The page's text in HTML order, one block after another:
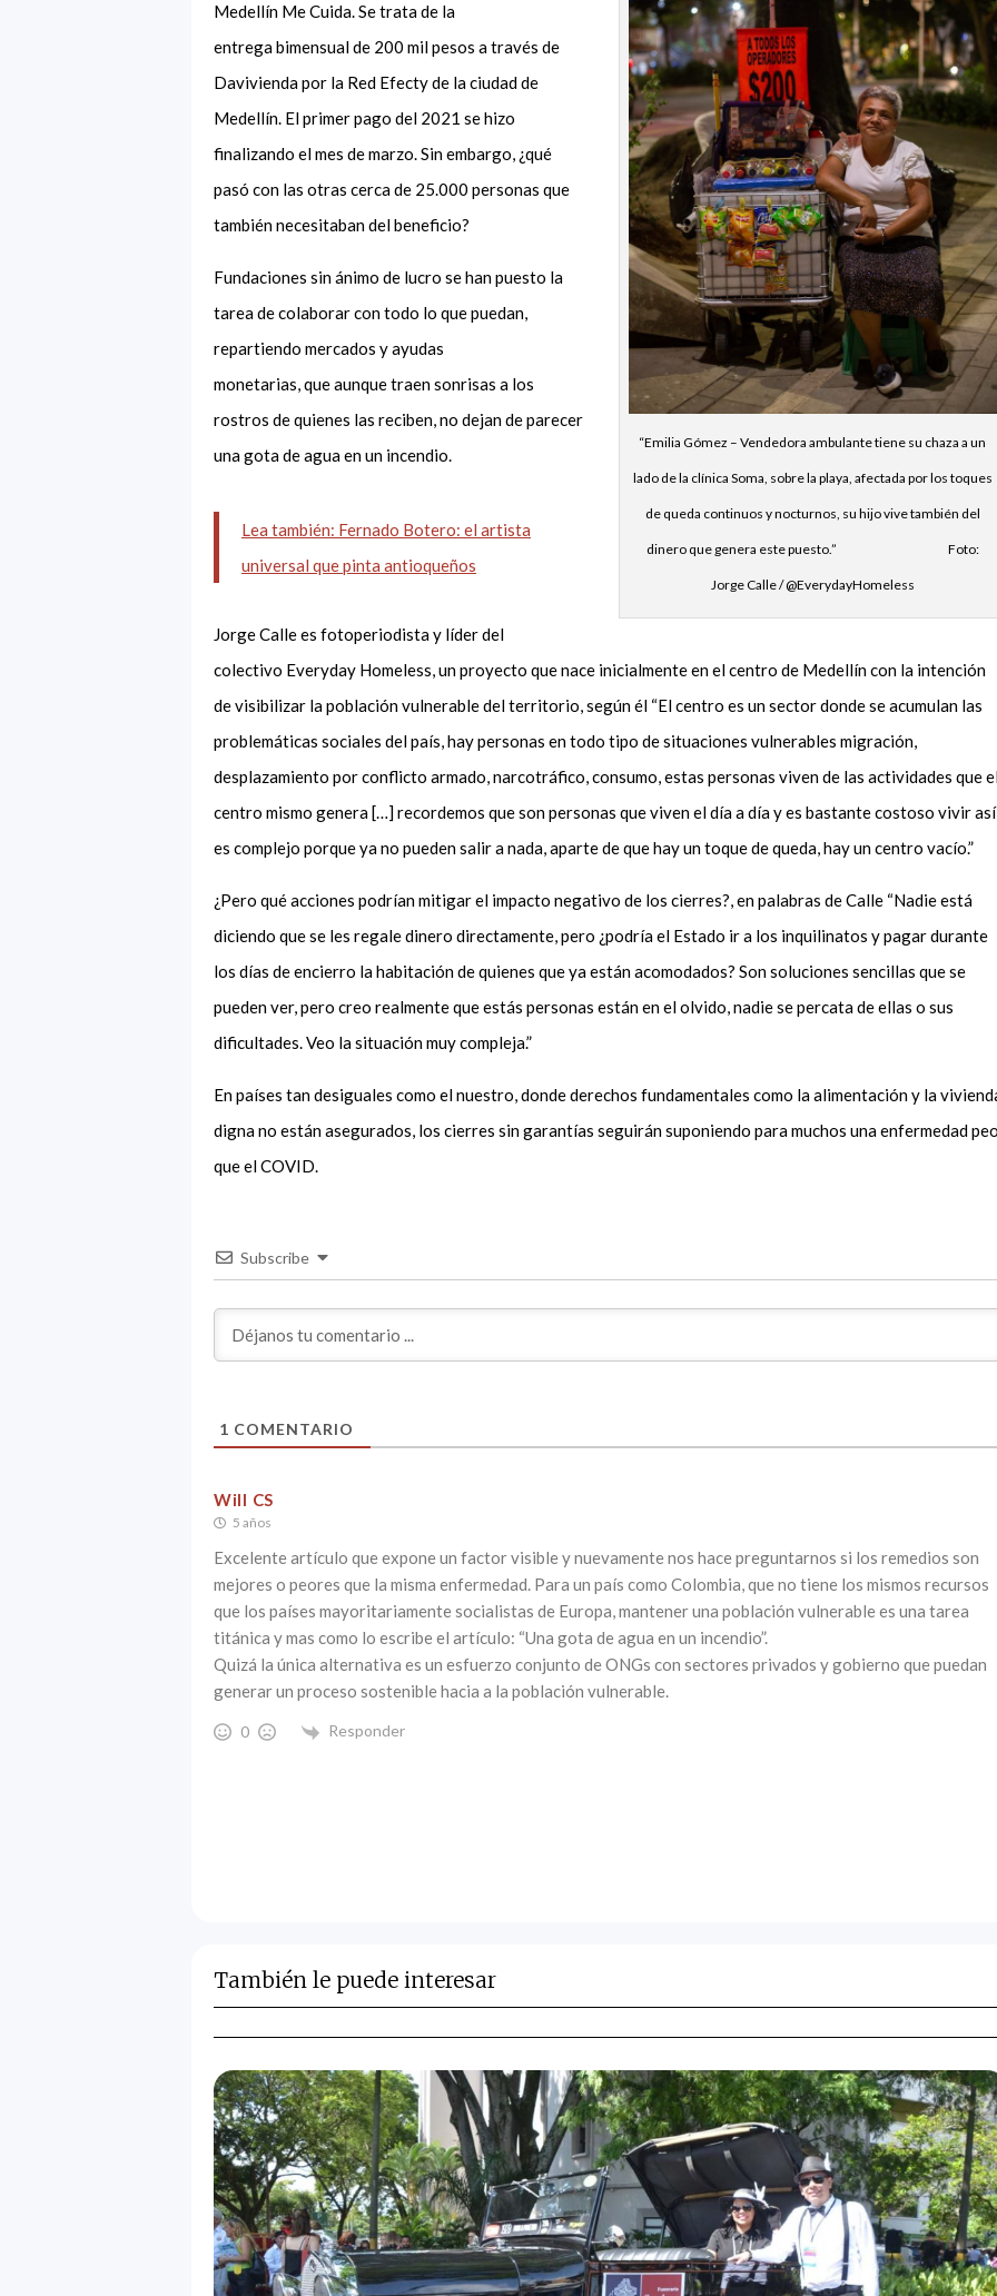
“Emilia Gómez – Vendedora ambulante tiene su chaza a un
lado de la clínica Soma, sobre la playa, afectada por los toques
de queda continuos y nocturnos, su hijo vive también del
dinero que genera este puesto.” Foto:
Jorge Calle / @EverydayHomeless
Medellín Me Cuida. Se trata de la
entregabimensualde 200 mil pesos a través de
Davivienda por la Red Efecty de la ciudad de
Medellín. El primer pago del 2021 se hizo
finalizando el mes de marzo. Sinembargo, ¿qué
pasó con las otras cerca de 25.000 personas que
también necesitaban del beneficio?
Fundaciones sin ánimo de lucro se han puesto la
tarea de colaborar con todo lo que puedan,
repartiendo mercados y ayudas
monetarias, que aunque traen sonrisas a los
rostros de quienes las reciben, no dejan de parecer
una gota de agua en un incendio.
Lea también: Fernado Botero: el artista
universal que pinta antioqueños
Jorge Calle es fotoperiodista y líder del
colectivo Everyday Homeless, un proyecto que nace inicialmente en el centro de Medellín con la intención
de visibilizar la población vulnerable del territorio, según él “El centro es un sector donde se acumulan las
problemáticas sociales del país, hay personas en todo tipo de situaciones vulnerables migración,
desplazamiento por conflicto armado, narcotráfico, consumo, estas personas viven de las actividades que
centro mismo genera […] recordemos que son personas que viven el día a día y es bastante costoso vivir
es complejo porque ya no pueden salir a nada, aparte de que hay un toque de queda, hay un centro vacío.”
¿Pero qué acciones podrían mitigar el impacto negativo de los cierres?, en palabras de Calle “Nadie está
diciendo que se les regale dinero directamente, pero ¿podría el Estado ir a los inquilinatos y pagar durante
los días de encierro la habitación de quienes que ya están acomodados? Son soluciones sencillas que se
pueden ver, pero creo realmente que estás personas están en el olvido, nadie se percata de ellas o sus
dificultades. Veo la situación muy compleja.”
En países tan desiguales como el nuestro, donde derechos fundamentales como la alimentación y la
digna no están asegurados, los cierres sin garantías seguirán suponiendo para muchos una enfermedad
que el COVID.
Subscribe
1 COMENTARIO
Will CS
5 años
Excelente artículo que expone un factor visible y nuevamente nos hace preguntarnos si los remedios son
mejores o peores que la misma enfermedad. Para un país como Colombia, que no tiene los mismos recursos
que los países mayoritariamente socialistas de Europa, mantener una población vulnerable es una tarea
titánica y mas como lo escribe el artículo: “Una gota de agua en un incendio”.
Quizá la única alternativa es un esfuerzo conjunto de ONGs con sectores privados y gobierno que puedan
generar un proceso sostenible hacia a la población vulnerable.
0 Responder
También le puede interesar